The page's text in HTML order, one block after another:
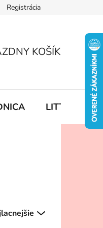
Registrácia
KOŠÍK
LITTLE